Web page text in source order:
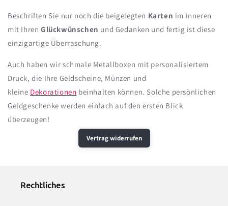
Beschriften Sie nur noch die beigelegten Karten im Inneren
mit Ihren Glückwünschen und Gedanken und fertig ist diese
einzigartige Überraschung.
Auch haben wir schmale Metallboxen mit personalisiertem
Druck, die Ihre Geldscheine, Münzen und
kleine Dekorationen beinhalten können. Solche persönlichen
Geldgeschenke werden einfach auf den ersten Blick
überzeugen!
Vertrag widerrufen
Rechtliches